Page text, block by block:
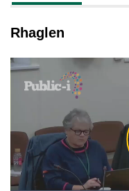
Rhaglen